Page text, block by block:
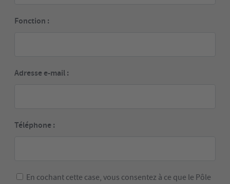
Fonction :
Adresse e-mail :
Téléphone :
En cochant cette case, vous consentez à ce que le Pôle